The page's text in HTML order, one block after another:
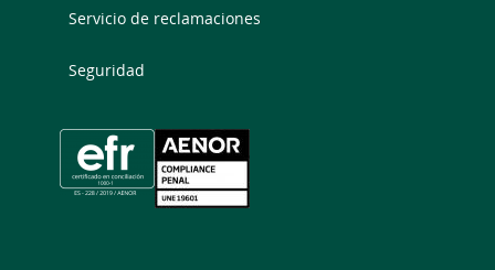
Servicio de reclamaciones
Seguridad